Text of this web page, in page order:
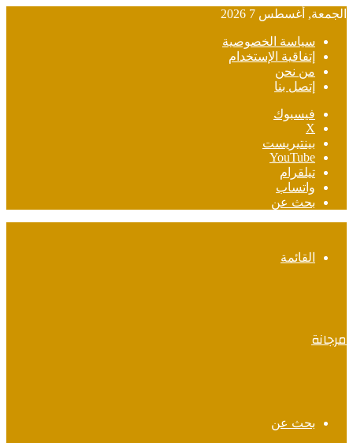
الجمعة, أغسطس 7 2026
سياسة الخصوصية
إتفاقية الإستخدام
من نحن
إتصل بنا
فيسبوك
‫X
بينتيريست
‫YouTube
تيلقرام
واتساب
بحث عن
القائمة
مرجانة
بحث عن